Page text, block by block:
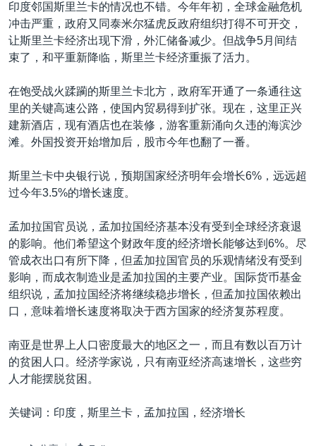
印度邻国斯里兰卡的情况也不错。今年年初，全球金融危机
冲击严重，政府又同泰米尔猛虎反政府组织打得不可开交，
让斯里兰卡经济出现下滑，外汇储备减少。但战争5月间结
束了，和平重新降临，斯里兰卡经济重振了活力。
在饱受战火蹂躏的斯里兰卡北方，政府军开通了一条通往这
里的关键高速公路，使国内贸易得到扩张。现在，这里正兴
建新酒店，现有酒店也在装修，游客重新涌向久违的海滨沙
滩。外国投资开始增加后，股市今年也翻了一番。
斯里兰卡中央银行说，预期国家经济明年会增长6%，远远超
过今年3.5%的增长速度。
孟加拉国官员说，孟加拉国经济基本没有受到全球经济衰退
的影响。他们希望这个财政年度的经济增长能够达到6%。尽
管成衣出口有所下降，但孟加拉国官员的乐观情绪没有受到
影响，而成衣制造业是孟加拉国的主要产业。国际货币基金
组织说，孟加拉国经济将继续稳步增长，但孟加拉国依赖出
口，意味着增长速度将取决于西方国家的经济复苏程度。
南亚是世界上人口密度最大的地区之一，而且有数以百万计
的贫困人口。经济学家说，只有南亚经济高速增长，这些穷
人才能摆脱贫困。
关键词：印度，斯里兰卡，孟加拉国，经济增长